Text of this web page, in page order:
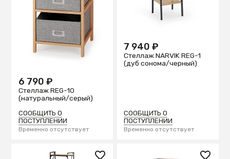
6 790 ₽
Стеллаж REG-10
(натуральный/серый)
СООБЩИТЬ О
ПОСТУПЛЕНИИ
Временно отсутствует
7 940 ₽
Стеллаж NARVIK REG-1
(дуб сонома/черный)
СООБЩИТЬ О
ПОСТУПЛЕНИИ
Временно отсутствует